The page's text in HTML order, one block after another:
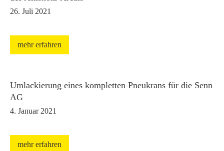
26. Juli 2021
mehr erfahren
Umlackierung eines kompletten Pneukrans für die Senn
AG
4. Januar 2021
mehr erfahren